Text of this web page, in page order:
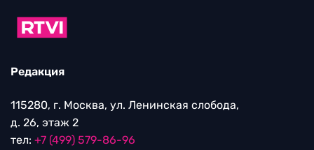
Редакция
115280, г. Москва, ул. Ленинская слобода,
д. 26, этаж 2
тел: +7 (499) 579-86-96